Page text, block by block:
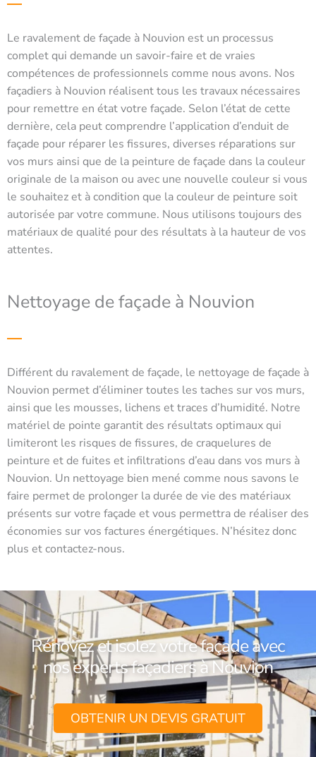
Le ravalement de façade à Nouvion est un processus
complet qui demande un savoir-faire et de vraies
compétences de professionnels comme nous avons. Nos
façadiers à Nouvion réalisent tous les travaux nécessaires
pour remettre en état votre façade. Selon l’état de cette
dernière, cela peut comprendre l’application d’enduit de
façade pour réparer les fissures, diverses réparations sur
vos murs ainsi que de la peinture de façade dans la couleur
originale de la maison ou avec une nouvelle couleur si vous
le souhaitez et à condition que la couleur de peinture soit
autorisée par votre commune. Nous utilisons toujours des
matériaux de qualité pour des résultats à la hauteur de vos
attentes.
Nettoyage de façade à Nouvion
Différent du ravalement de façade, le nettoyage de façade à
Nouvion permet d’éliminer toutes les taches sur vos murs,
ainsi que les mousses, lichens et traces d’humidité. Notre
matériel de pointe garantit des résultats optimaux qui
limiteront les risques de fissures, de craquelures de
peinture et de fuites et infiltrations d’eau dans vos murs à
Nouvion. Un nettoyage bien mené comme nous savons le
faire permet de prolonger la durée de vie des matériaux
présents sur votre façade et vous permettra de réaliser des
économies sur vos factures énergétiques. N’hésitez donc
plus et contactez-nous.
Rénovez et isolez votre façade avec
nos experts façadiers à Nouvion
OBTENIR UN DEVIS GRATUIT